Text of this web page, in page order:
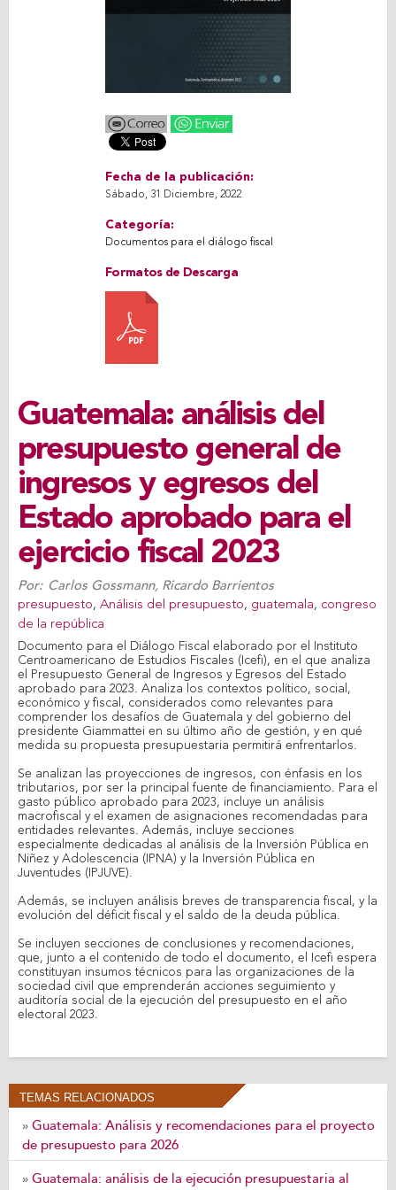
Fecha de la publicación:
Sábado, 31 Diciembre, 2022
Categoría:
Documentos para el diálogo fiscal
Formatos de Descarga
Guatemala: análisis del
presupuesto general de
ingresos y egresos del
Estado aprobado para el
ejercicio fiscal 2023
Por: Carlos Gossmann, Ricardo Barrientos
presupuesto, Análisis del presupuesto, guatemala, congreso
de la república
Documento para el Diálogo Fiscal elaborado por el Instituto
Centroamericano de Estudios Fiscales (Icefi), en el que analiza
el Presupuesto General de Ingresos y Egresos del Estado
aprobado para 2023. Analiza los contextos político, social,
económico y fiscal, considerados como relevantes para
comprender los desafíos de Guatemala y del gobierno del
presidente Giammattei en su último año de gestión, y en qué
medida su propuesta presupuestaria permitirá enfrentarlos.
Se analizan las proyecciones de ingresos, con énfasis en los
tributarios, por ser la principal fuente de financiamiento. Para el
gasto público aprobado para 2023, incluye un análisis
macrofiscal y el examen de asignaciones recomendadas para
entidades relevantes. Además, incluye secciones
especialmente dedicadas al análisis de la Inversión Pública en
Niñez y Adolescencia (IPNA) y la Inversión Pública en
Juventudes (IPJUVE).
Además, se incluyen análisis breves de transparencia fiscal, y la
evolución del déficit fiscal y el saldo de la deuda pública.
Se incluyen secciones de conclusiones y recomendaciones,
que, junto a el contenido de todo el documento, el Icefi espera
constituyan insumos técnicos para las organizaciones de la
sociedad civil que emprenderán acciones seguimiento y
auditoría social de la ejecución del presupuesto en el año
electoral 2023.
TEMAS RELACIONADOS
» Guatemala: Análisis y recomendaciones para el proyecto
de presupuesto para 2026
» Guatemala: análisis de la ejecución presupuestaria al